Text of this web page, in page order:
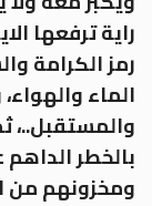
راية ترفعها
رمز الكرامة
الماء
والمستقبل..،
بالخطر
ومخزونهم من